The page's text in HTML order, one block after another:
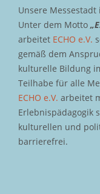
Unsere
Unter dem Motto
arbeitet ECHO e.V.
gemäß dem
kulturelle Bildung
Teilhabe für alle
ECHO e.V. arbeitet
Erlebnispädagogik
kulturellen und
barrierefrei.